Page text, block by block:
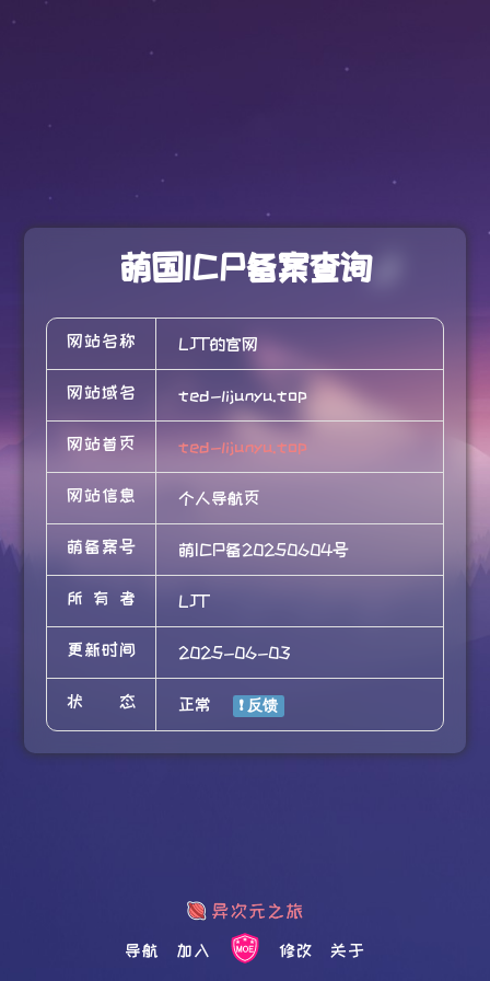
萌国ICP备案查询
网站名称 LJT的官网
网站域名 ted-lijunyu.top
网站首页 ted-lijunyu.top
网站信息 个人导航页
萌备案号 萌ICP备20250604号
所有者 LJT
更新时间 2025-06-03
状态 正常
导航 加入 修改 关于